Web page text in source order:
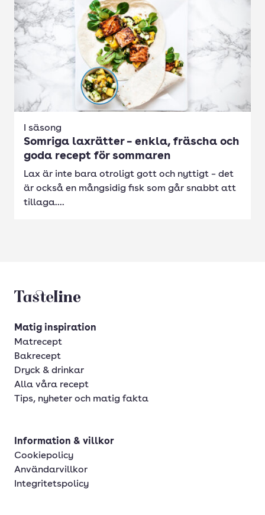
I säsong
Somriga laxrätter – enkla, fräscha och
goda recept för sommaren
Lax är inte bara otroligt gott och nyttigt – det
är också en mångsidig fisk som går snabbt att
tillaga....
Tasteline startsida
Matig inspiration
Matrecept
Bakrecept
Dryck & drinkar
Alla våra recept
Tips, nyheter och matig fakta
Information & villkor
Cookiepolicy
Användarvillkor
Integritetspolicy